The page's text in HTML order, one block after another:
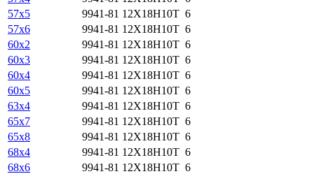
57х5
9941-81 12Х18Н10Т 6
57х6
9941-81 12Х18Н10Т 6
60х2
9941-81 12Х18Н10Т 6
60х3
9941-81 12Х18Н10Т 6
60х4
9941-81 12Х18Н10Т 6
60х5
9941-81 12Х18Н10Т 6
63х4
9941-81 12Х18Н10Т 6
65х7
9941-81 12Х18Н10Т 6
65х8
9941-81 12Х18Н10Т 6
68х4
9941-81 12Х18Н10Т 6
68х6
9941-81 12Х18Н10Т 6